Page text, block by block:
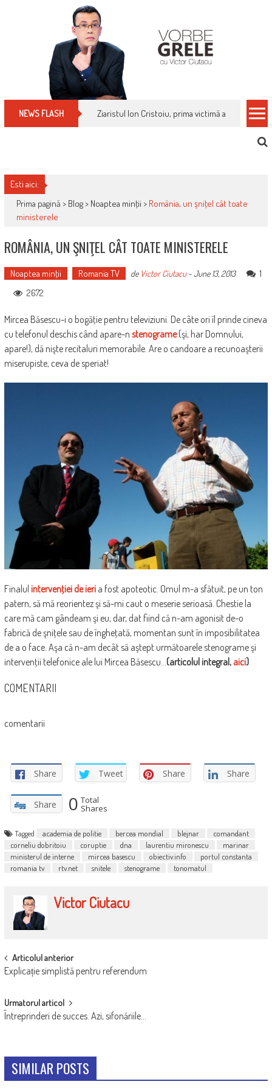
NEWS FLASH Ziaristul Ion Cristoiu, prima victimă a noi
Esti aici:
Prima pagină > Blog> Noaptea minţii > România, un şniţel cât toate
ministerele
ROMÂNIA, UN ŞNIŢEL CÂT TOATE MINISTERELE
Noaptea minţii Romania TV de Victor Ciutacu-June 13, 2013
1
2672
Mircea Băsescu-i o bogăţie pentru televiziuni. De câte ori îl prinde cineva
cu telefonul deschis când apare-n stenograme(şi, har Domnului,
apare!), dă nişte recitaluri memorabile. Are o candoare a recunoaşterii
miserupiste, ceva de speriat!
Finalul intervenţiei de ieria fost apoteotic. Omul m-a sfătuit, pe un ton
patern, să mă reorientez şi să-mi caut o meserie serioasă. Chestie la
care mă cam gândeam şi eu, dar, dat fiind că n-am agonisit de-o
fabrică de şniţele sau de îngheţată, momentan sunt în imposibilitatea
de a o face. Aşa că n-am decât să aştept următoarele stenograme şi
intervenţii telefonice ale lui Mircea Băsescu…(articolul integral, aici)
COMENTARII
comentarii
Share Tweet Share Share
Share 0 Total
Shares
Tagged academia de politie bercea mondial blejnar
comandant
corneliu dobritoiu
coruptie dna laurentiu mironescu
marinar
ministerul de interne
mircea basescu obiectiv.info
portul constanta
romania tv
rtv.net snitele stenograme tonomatul
Victor Ciutacu
POST
NAVIGATION
Articolul anterior
Explicație simplistă pentru referendum
Urmatorul articol
Întreprinderi de succes. Azi, sifonăriile…
SIMILAR POSTS